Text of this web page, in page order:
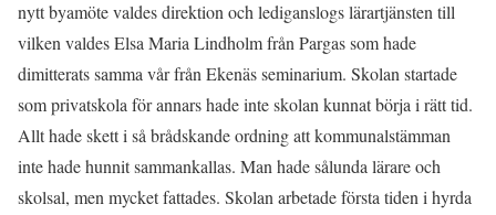
nytt byamöte valdes direktion och lediganslogs lärartjänsten till
vilken valdes Elsa Maria Lindholm från Pargas som hade
dimitterats samma vår från Ekenäs seminarium. Skolan startade
som privatskola för annars hade inte skolan kunnat börja i rätt tid.
Allt hade skett i så brådskande ordning att kommunalstämman
inte hade hunnit sammankallas. Man hade sålunda lärare och
skolsal, men mycket fattades. Skolan arbetade första tiden i hyrda